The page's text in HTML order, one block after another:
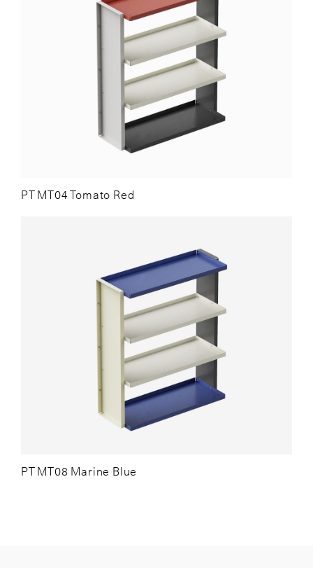
PT MT04 Tomato Red
PT MT08 Marine Blue